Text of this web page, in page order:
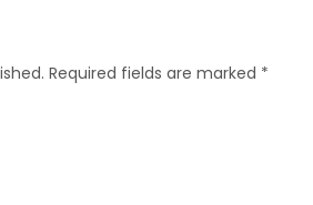
Required fields are marked *